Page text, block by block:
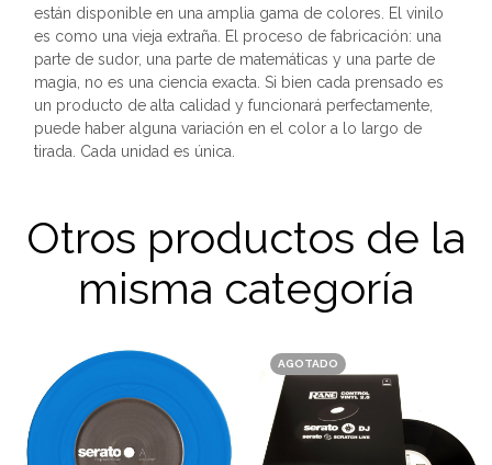
están disponible en una amplia gama de colores. El vinilo
es como una vieja extraña. El proceso de fabricación: una
parte de sudor, una parte de matemáticas y una parte de
magia, no es una ciencia exacta. Si bien cada prensado es
un producto de alta calidad y funcionará perfectamente,
puede haber alguna variación en el color a lo largo de
tirada. Cada unidad es única.
Otros productos de la
misma categoría
AGOTADO